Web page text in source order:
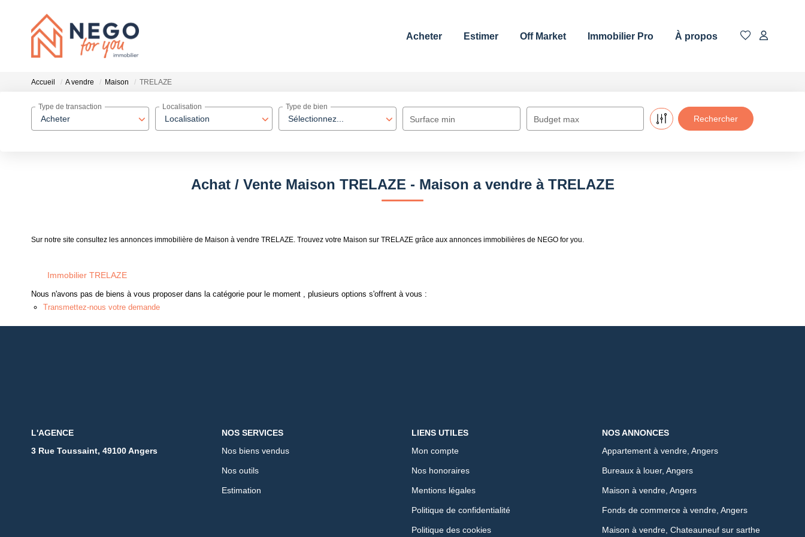
Acheter Estimer Off Market Immobilier Pro À propos
Accueil A vendre Maison TRELAZE
Acheter
Type de transaction
Localisation
Localisation
Sélectionnez...
Type de bien
Surface min Budget max
Achat / Vente Maison TRELAZE - Maison a vendre à TRELAZE
Sur notre site consultez les annonces immobilière de Maison à vendre TRELAZE. Trouvez votre Maison sur TRELAZE grâce aux annonces immobilières de NEGO for you.
Immobilier TRELAZE
Nous n'avons pas de biens à vous proposer dans la catégorie pour le moment , plusieurs options s'offrent à vous :
Transmettez-nous votre demande
L'AGENCE
3 Rue Toussaint, 49100 Angers
NOS SERVICES
Nos biens vendus
Nos outils
Estimation
LIENS UTILES
Mon compte
Nos honoraires
Mentions légales
Politique de confidentialité
Politique des cookies
NOS ANNONCES
Appartement à vendre, Angers
Bureaux à louer, Angers
Maison à vendre, Angers
Fonds de commerce à vendre, Angers
Maison à vendre, Chateauneuf sur sarthe